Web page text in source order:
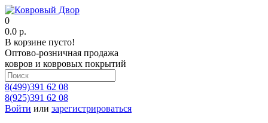
0
0.0 р.
В корзине пусто!
Оптово-розничная продажа
ковров и ковровых покрытий
8(499)391 62 08
8(925)391 62 08
Войти или зарегистрироваться